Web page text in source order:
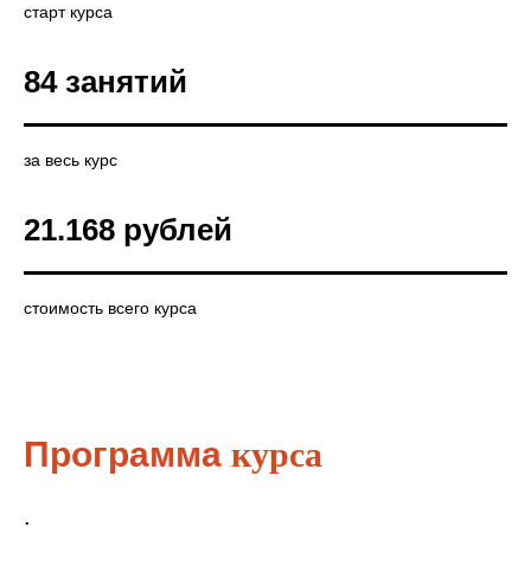
старт курса
84 занятий
за весь курс
21.168 рублей
стоимость всего курса
Программа курса
.